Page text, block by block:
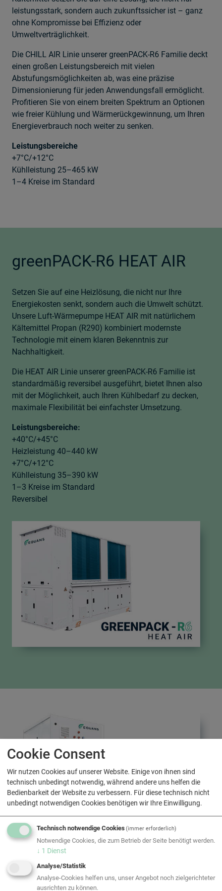
leistungsstark, sondern auch zukunftssicher ist – ganz
ohne Kompromisse bei Effizienz oder
Umweltverträglichkeit.
Die CHILL AIR Linie unserer greenPACK-R6 Familie deckt
einen großen Leistungsbereich mit vielen
Abstufungsmöglichkeiten ab, was eine präzise
Dimensionierung für jeden Anwendungsfall ermöglicht.
Profitieren Sie von einem breiten Spektrum an Optionen
wie freier Kühlung und Wärmerückgewinnung, um Ihren
Energieverbrauch noch weiter zu senken.
Leistungsbereiche
+7°C/+12°C​
Kühlleistung 25–465 kW​
1–4 Kreise im Standard
greenPACK-R6 HEAT AIR
Setzen Sie auf eine Heizlösung, die nicht nur Ihre
Energiekosten senkt, sondern auch die Umwelt schützt.
Unsere Luft-Wärmepumpe HEAT AIR mit natürlichem
Kältemittel Propan (R290) kombiniert modernste
Technologie mit einem klaren Bekenntnis zur
Nachhaltigkeit.
Die HEAT AIR Linie unserer greenPACK-R6 Familie ist
standardmäßig reversibel ausgeführt, bietet Ihnen also
mit der Möglichkeit, auch Ihren Kühlbedarf zu decken,
maximale Flexibilität bei einfachster Umsetzung.
Leistungsbereiche:
+40°C/+45°C​
Heizleistung 40–440 kW​
+7°C/+12°C​
Kühlleistung 35–390 kW
1–3 Kreise im Standard​
Reversibel​
greenPACK-R6 CHILL
Cookie Consent
Wir nutzen Cookies auf unserer Website. Einige von ihnen sind
technisch unbedingt notwendig, während andere uns helfen die
Bedienbarkeit der Website zu verbessern. Für diese technisch nicht
unbedingt notwendigen Cookies benötigen wir Ihre Einwilligung.
Technisch notwendige Cookies(immer erforderlich)
Notwendige Cookies, die zum Betrieb der Seite benötigt werden.
↓ 1 Dienst
Analyse/Statistik
Analyse-Cookies helfen uns, unser Angebot noch zielgerichteter
ausrichten zu können.